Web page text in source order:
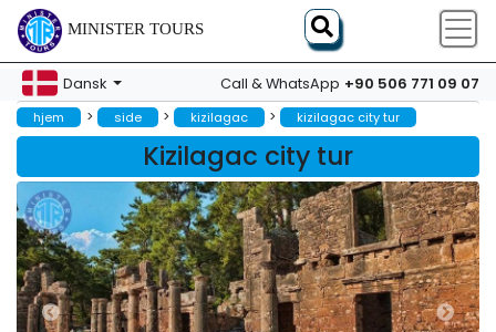
MINISTER TOURS
Dansk Call & WhatsApp +90 506 771 09 07
hjem > side > kizilagac > kizilagac city tur
Kizilagac city tur